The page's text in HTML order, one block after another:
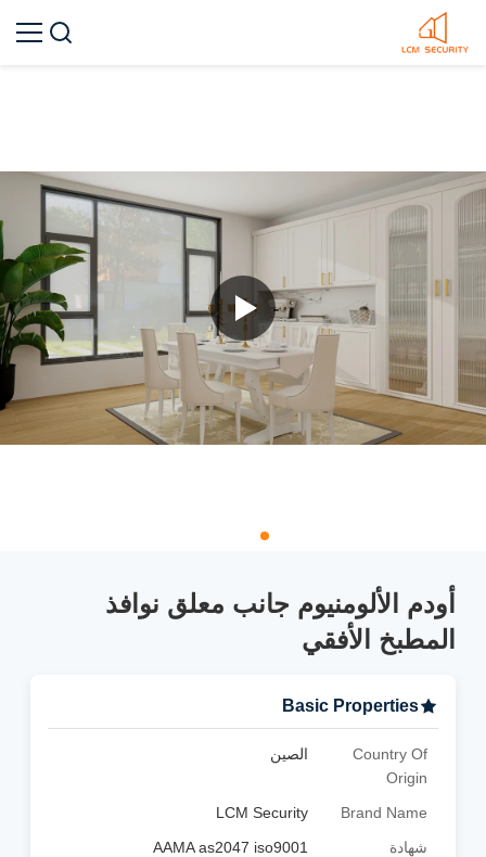
أودم الألومنيوم جانب معلق نوافذ
المطبخ الأفقي
Basic Properties
Country Of
Origin
الصين
Brand Name
LCM Security
شهادة
AAMA as2047 iso9001